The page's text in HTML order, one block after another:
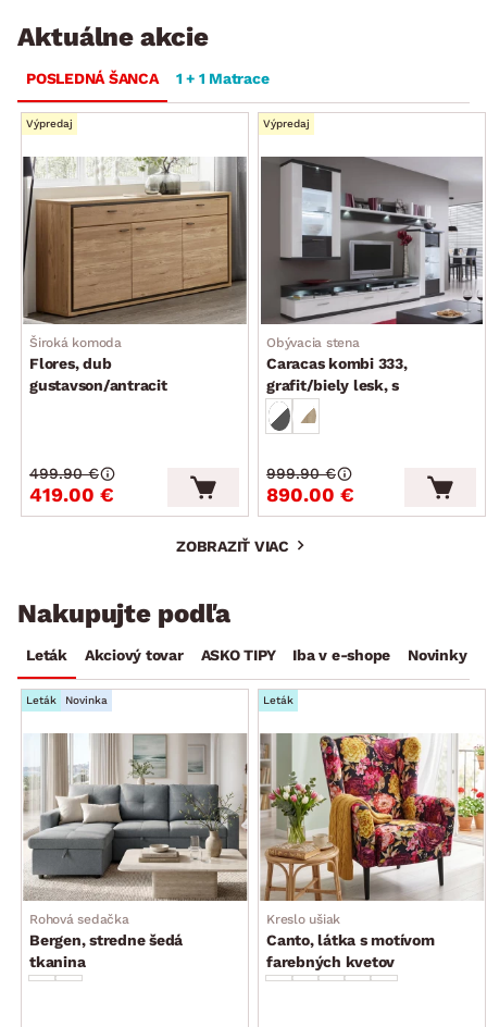
Aktuálne akcie
POSLEDNÁ ŠANCA 1 + 1 Matrace
Výpredaj
Široká komoda
Flores, dub
gustavson/antracit
419.00 €
499.90 €
Výpredaj
Obývacia stena
Caracas kombi 333,
grafit/biely lesk, s
osvetlením
890.00 €
999.90 €
ZOBRAZIŤ VIAC
Nakupujte podľa
Leták Akciový tovar ASKO TIPY Iba v e-shope Novinky
Leták Novinka
Rohová sedačka
Bergen, stredne šedá
tkanina
Leták
Kreslo ušiak
Canto, látka s motívom
farebných kvetov